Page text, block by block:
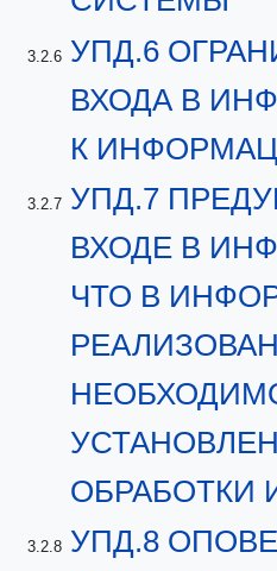
3.2.6 УПД.6
ВХОДА В
К
3.2.7 УПД.7
ВХОДЕ В
ЧТО В
ОБРАБОТКИ
3.2.8 УПД.8